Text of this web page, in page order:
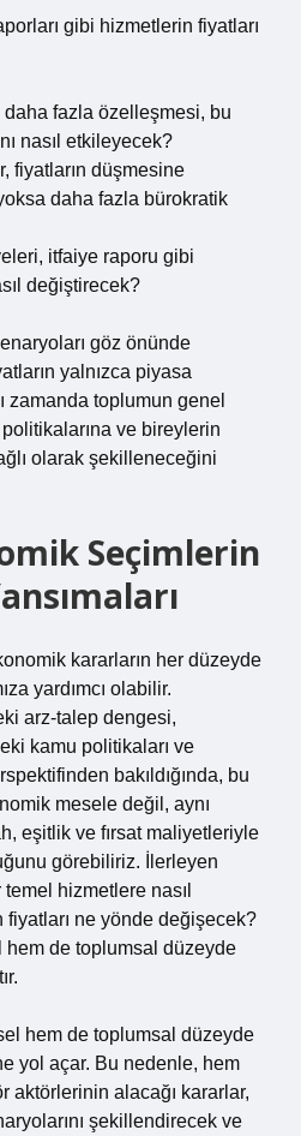
gibi hizmetlerin fiyatları
fazla özelleşmesi, bu
nasıl etkileyecek?
fiyatların düşmesine
daha fazla bürokratik
itfaiye raporu gibi
değiştirecek?
göz önünde
yalnızca piyasa
zamanda toplumun genel
ve bireylerin
olarak şekilleneceğini
Seçimlerin
kararların her düzeyde
yardımcı olabilir.
arz-talep dengesi,
kamu politikaları ve
bakıldığında, bu
mesele değil, aynı
eşitlik ve fırsat maliyetleriyle
görebiliriz. İlerleyen
hizmetlere nasıl
ne yönde değişecek?
hem de toplumsal düzeyde
hem de toplumsal düzeyde
yol açar. Bu nedenle, hem
aktörlerinin alacağı kararlar,
şekillendirecek ve